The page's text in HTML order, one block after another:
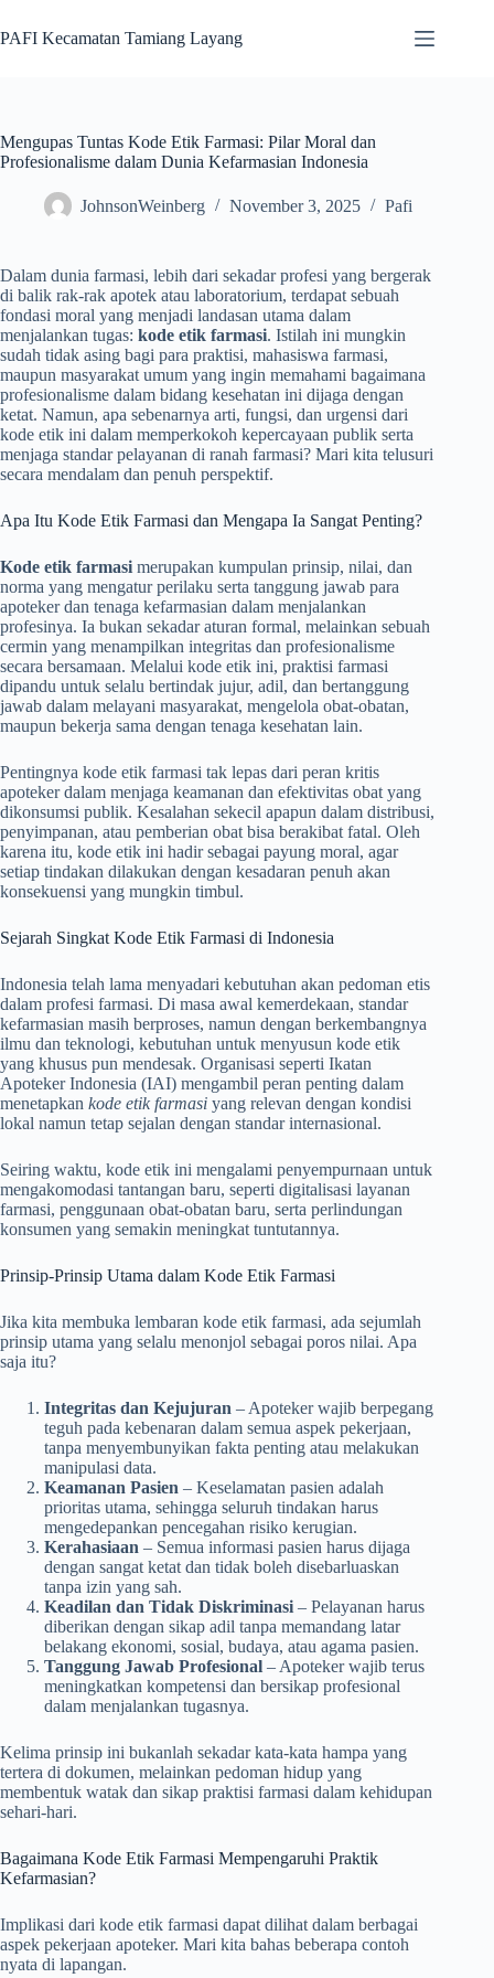
to
content
PAFI Kecamatan Tamiang Layang
Mengupas Tuntas Kode Etik Farmasi: Pilar Moral dan
Profesionalisme dalam Dunia Kefarmasian Indonesia
JohnsonWeinberg November 3, 2025 Pafi
Dalam dunia farmasi, lebih dari sekadar profesi yang bergerak
di balik rak-rak apotek atau laboratorium, terdapat sebuah
fondasi moral yang menjadi landasan utama dalam
menjalankan tugas: kode etik farmasi. Istilah ini mungkin
sudah tidak asing bagi para praktisi, mahasiswa farmasi,
maupun masyarakat umum yang ingin memahami bagaimana
profesionalisme dalam bidang kesehatan ini dijaga dengan
ketat. Namun, apa sebenarnya arti, fungsi, dan urgensi dari
kode etik ini dalam memperkokoh kepercayaan publik serta
menjaga standar pelayanan di ranah farmasi? Mari kita telusuri
secara mendalam dan penuh perspektif.
Apa Itu Kode Etik Farmasi dan Mengapa Ia Sangat Penting?
Kode etik farmasi merupakan kumpulan prinsip, nilai, dan
norma yang mengatur perilaku serta tanggung jawab para
apoteker dan tenaga kefarmasian dalam menjalankan
profesinya. Ia bukan sekadar aturan formal, melainkan sebuah
cermin yang menampilkan integritas dan profesionalisme
secara bersamaan. Melalui kode etik ini, praktisi farmasi
dipandu untuk selalu bertindak jujur, adil, dan bertanggung
jawab dalam melayani masyarakat, mengelola obat-obatan,
maupun bekerja sama dengan tenaga kesehatan lain.
Pentingnya kode etik farmasi tak lepas dari peran kritis
apoteker dalam menjaga keamanan dan efektivitas obat yang
dikonsumsi publik. Kesalahan sekecil apapun dalam distribusi,
penyimpanan, atau pemberian obat bisa berakibat fatal. Oleh
karena itu, kode etik ini hadir sebagai payung moral, agar
setiap tindakan dilakukan dengan kesadaran penuh akan
konsekuensi yang mungkin timbul.
Sejarah Singkat Kode Etik Farmasi di Indonesia
Indonesia telah lama menyadari kebutuhan akan pedoman etis
dalam profesi farmasi. Di masa awal kemerdekaan, standar
kefarmasian masih berproses, namun dengan berkembangnya
ilmu dan teknologi, kebutuhan untuk menyusun kode etik
yang khusus pun mendesak. Organisasi seperti Ikatan
Apoteker Indonesia (IAI) mengambil peran penting dalam
menetapkan kode etik farmasi yang relevan dengan kondisi
lokal namun tetap sejalan dengan standar internasional.
Seiring waktu, kode etik ini mengalami penyempurnaan untuk
mengakomodasi tantangan baru, seperti digitalisasi layanan
farmasi, penggunaan obat-obatan baru, serta perlindungan
konsumen yang semakin meningkat tuntutannya.
Prinsip-Prinsip Utama dalam Kode Etik Farmasi
Jika kita membuka lembaran kode etik farmasi, ada sejumlah
prinsip utama yang selalu menonjol sebagai poros nilai. Apa
saja itu?
Integritas dan Kejujuran – Apoteker wajib berpegang
teguh pada kebenaran dalam semua aspek pekerjaan,
tanpa menyembunyikan fakta penting atau melakukan
manipulasi data.
Keamanan Pasien – Keselamatan pasien adalah
prioritas utama, sehingga seluruh tindakan harus
mengedepankan pencegahan risiko kerugian.
Kerahasiaan – Semua informasi pasien harus dijaga
dengan sangat ketat dan tidak boleh disebarluaskan
tanpa izin yang sah.
Keadilan dan Tidak Diskriminasi – Pelayanan harus
diberikan dengan sikap adil tanpa memandang latar
belakang ekonomi, sosial, budaya, atau agama pasien.
Tanggung Jawab Profesional – Apoteker wajib terus
meningkatkan kompetensi dan bersikap profesional
dalam menjalankan tugasnya.
Kelima prinsip ini bukanlah sekadar kata-kata hampa yang
tertera di dokumen, melainkan pedoman hidup yang
membentuk watak dan sikap praktisi farmasi dalam kehidupan
sehari-hari.
Bagaimana Kode Etik Farmasi Mempengaruhi Praktik
Kefarmasian?
Implikasi dari kode etik farmasi dapat dilihat dalam berbagai
aspek pekerjaan apoteker. Mari kita bahas beberapa contoh
nyata di lapangan.